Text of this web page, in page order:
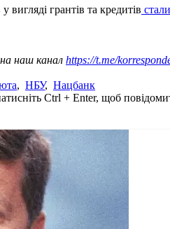
грантів та кредитів
наш канал https://t.me/
, НБУ, Нацбанк
Ctrl + Enter, щоб